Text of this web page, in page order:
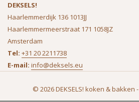
DEKSELS!
Haarlemmerdijk 136 1013JJ
Haarlemmermeerstraat 171 1058JZ
Amsterdam
Tel: +31 20 2211738
E-mail: info@deksels.eu
© 2026 DEKSELS! koken & bakken